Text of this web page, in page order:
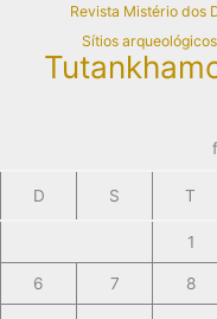
Revista Mistério dos
Sítios
D S T
1
6 7 8